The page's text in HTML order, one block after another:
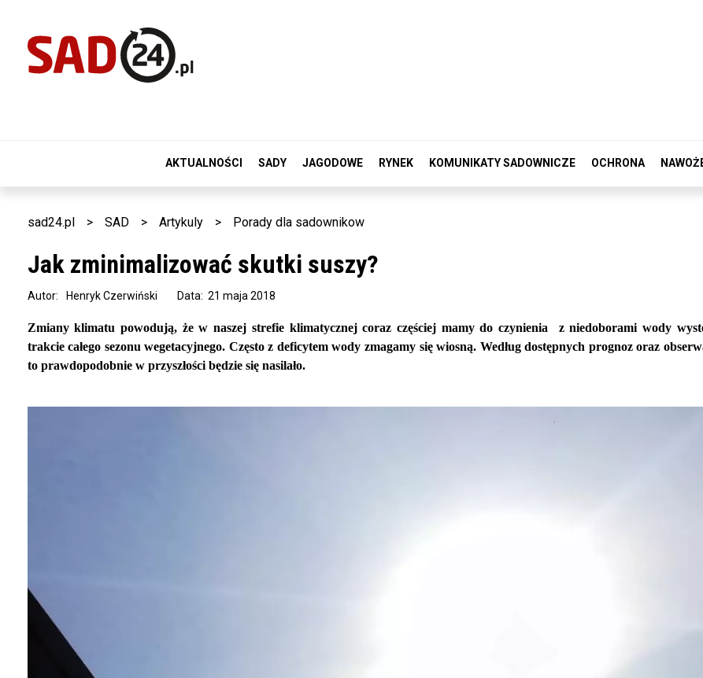
AKTUALNOŚCI SADY JAGODOWE RYNEK KOMUNIKATY SADOWNICZE OCHRONA
sad24.pl > SAD > Artykuly > Porady dla sadownikow
Jak zminimalizować skutki suszy?
Data: 21 maja 2018
Autor: Henryk Czerwiński
Zmiany klimatu powodują, że w naszej strefie klimatycznej coraz częściej mamy do czynienia z niedoborami wody
trakcie całego sezonu wegetacyjnego. Często z deficytem wody zmagamy się wiosną. Według dostępnych prognoz oraz
to prawdopodobnie w przyszłości będzie się nasilało.